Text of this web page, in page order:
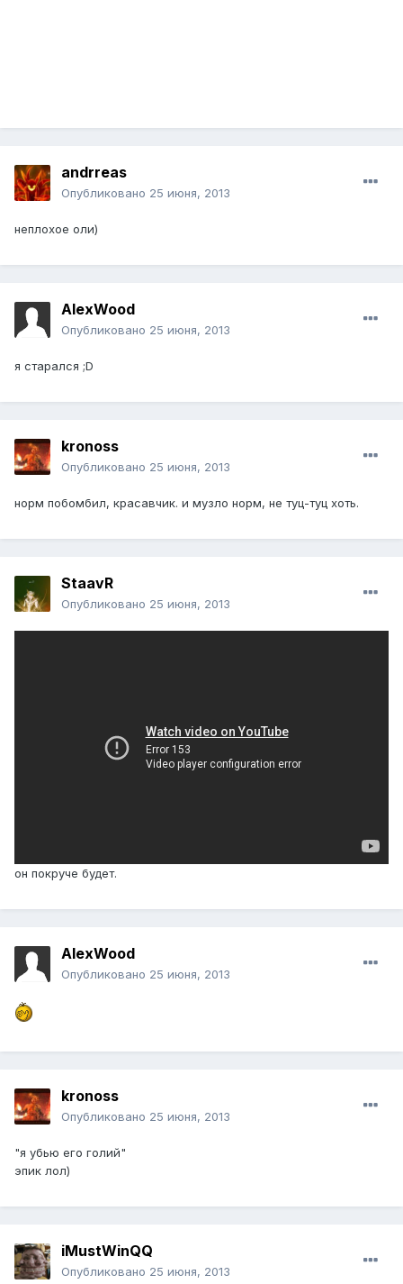
andrreas
Опубликовано 25 июня, 2013
неплохое оли)
AlexWood
Опубликовано 25 июня, 2013
я старался ;D
kronoss
Опубликовано 25 июня, 2013
норм побомбил, красавчик. и музло норм, не туц-туц хоть.
StaavR
Опубликовано 25 июня, 2013
он покруче будет.
AlexWood
Опубликовано 25 июня, 2013
kronoss
Опубликовано 25 июня, 2013
"я убью его голий"
эпик лол)
iMustWinQQ
Опубликовано 25 июня, 2013